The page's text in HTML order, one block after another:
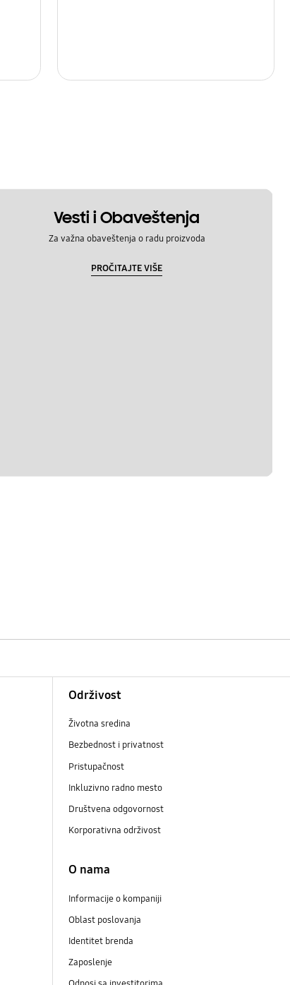
Vesti i Obaveštenja
Za važna obaveštenja o radu proizvoda
PROČITAJTE VIŠE
Održivost
Životna sredina
Bezbednost i privatnost
Pristupačnost
Inkluzivno radno mesto
Društvena odgovornost
Korporativna održivost
O nama
Informacije o kompaniji
Oblast poslovanja
Identitet brenda
Zaposlenje